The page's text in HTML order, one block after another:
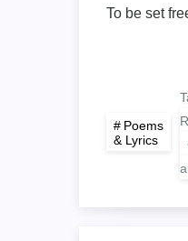
To be set
Poems
& Lyrics